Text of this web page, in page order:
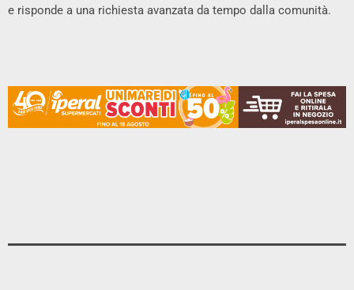
e risponde a una richiesta avanzata da tempo dalla comunità.